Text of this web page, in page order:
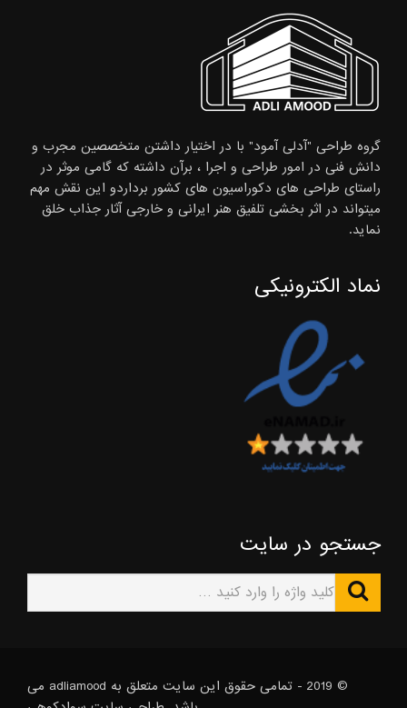
گروه طراحی "آدلی آمود" با در اختیار داشتن متخصصین مجرب و
دانش فنی در امور طراحی و اجرا ، برآن داشته که گامی موثر در
راستای طراحی های دکوراسیون های کشور برداردو این نقش مهم
میتواند در اثر بخشی تلفیق هنر ایرانی و خارجی آثار جذاب خلق
نماید.
نماد الکترونیکی
جستجو در سایت
© 2019 - تمامی حقوق این سایت متعلق به adliamood می